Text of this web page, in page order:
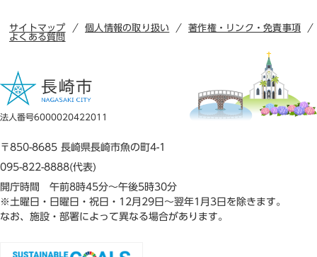
サイトマップ 個人情報の取り扱い
著作権・リンク・免責事項
よくある質問
法人番号6000020422011
〒850-8685 長崎県長崎市魚の町4-1
095-822-8888(代表)
開庁時間 午前8時45分～午後5時30分
※土曜日・日曜日・祝日・12月29日～翌年1月3日を除きます。
なお、施設・部署によって異なる場合があります。